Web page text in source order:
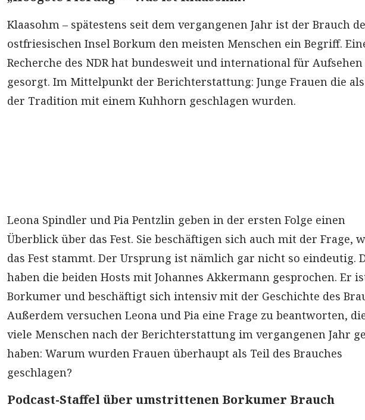
Klaasohm – spätestens seit dem vergangenen Jahr ist der Brauch
ostfriesischen Insel Borkum den meisten Menschen ein Begriff.
Recherche des NDR hat bundesweit und international für Aufsehen
gesorgt. Im Mittelpunkt der Berichterstattung: Junge Frauen die
der Tradition mit einem Kuhhorn geschlagen wurden.
Leona Spindler und Pia Pentzlin geben in der ersten Folge einen
Überblick über das Fest. Sie beschäftigen sich auch mit der Frage,
das Fest stammt. Der Ursprung ist nämlich gar nicht so eindeutig.
haben die beiden Hosts mit Johannes Akkermann gesprochen. Er
Borkumer und beschäftigt sich intensiv mit der Geschichte des
Außerdem versuchen Leona und Pia eine Frage zu beantworten,
viele Menschen nach der Berichterstattung im vergangenen Jahr
haben: Warum wurden Frauen überhaupt als Teil des Brauches
geschlagen?
Podcast-Staffel über umstrittenen Borkumer Brauch